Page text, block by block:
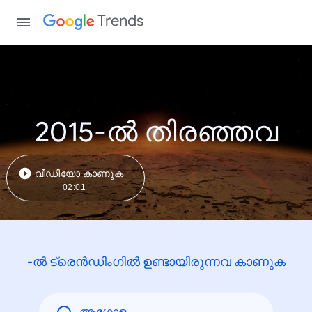
Trends
2015-ൽ തിരഞ്ഞവ
വീഡിയോ കാണുക
02:01
-ൽ ട്രെൻഡിംഗിൽ ഉണ്ടായിരുന്നവ കാണുക